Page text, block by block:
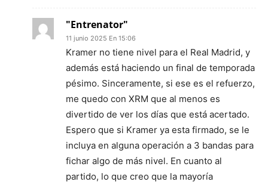
"Entrenator"
11 junio 2025 En 15:06
Kramer no tiene nivel para el Real Madrid, y
además está haciendo un final de temporada
pésimo. Sinceramente, si ese es el refuerzo,
me quedo con XRM que al menos es
divertido de ver los días que está acertado.
Espero que si Kramer ya esta firmado, se le
incluya en alguna operación a 3 bandas para
fichar algo de más nivel. En cuanto al
partido, lo que creo que la mayoría